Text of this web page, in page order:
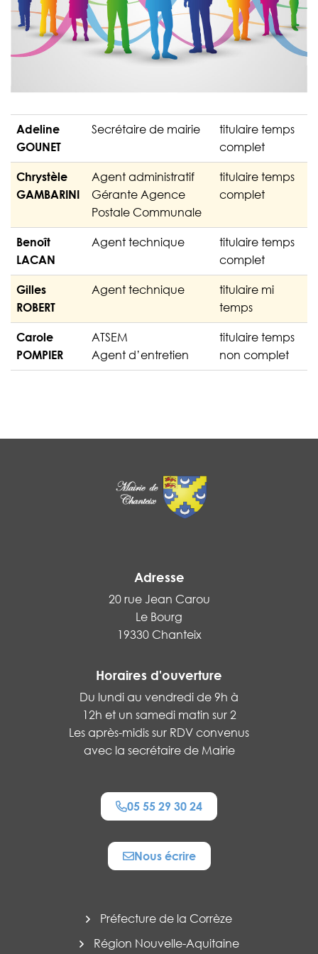
Adeline
GOUNET
Secrétaire de mairie
titulaire temps
complet
Chrystèle
GAMBARINI
Agent administratif
Gérante Agence
Postale Communale
titulaire temps
complet
Benoît
LACAN
Agent technique
titulaire temps
complet
Gilles
ROBERT
Agent technique
titulaire mi
temps
Carole
POMPIER
ATSEM
Agent d’entretien
titulaire temps
non complet
Adresse
20 rue Jean Carou
Le Bourg
19330 Chanteix
Horaires d'ouverture
Du lundi au vendredi de 9h à
12h et un samedi matin sur 2
Les après-midis sur RDV convenus
avec la secrétaire de Mairie
05 55 29 30 24
Nous écrire
Préfecture de la Corrèze
Région Nouvelle-Aquitaine